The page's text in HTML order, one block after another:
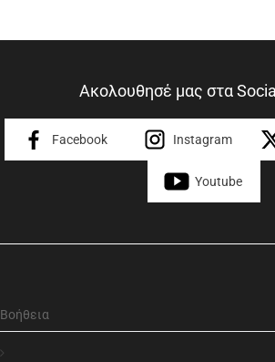
Ακολουθησέ μας στα
Facebook Instagram
Youtube
Βοήθεια